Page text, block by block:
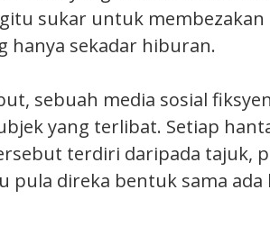
sukar untuk
hanya sekadar hiburan.
sebuah media sosial
yang terlibat. Setiap
terdiri daripada tajuk,
pula direka bentuk sama